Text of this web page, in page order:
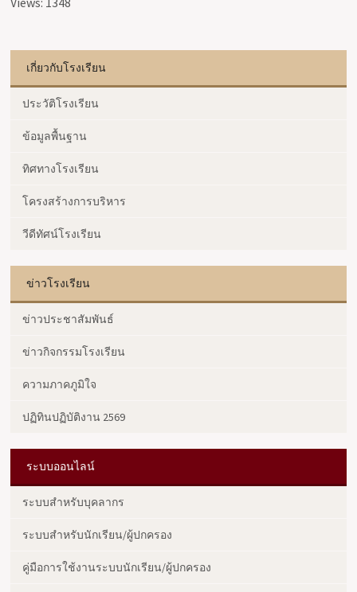
เกี่ยวกับโรงเรียน
ประวัติโรงเรียน
ข้อมูลพื้นฐาน
ทิศทางโรงเรียน
โครงสร้างการบริหาร
วีดีทัศน์โรงเรียน
ข่าวโรงเรียน
ข่าวประชาสัมพันธ์
ข่าวกิจกรรมโรงเรียน
ความภาคภูมิใจ
ปฏิทินปฏิบัติงาน 2569
ระบบออนไลน์
ระบบสำหรับบุคลากร
ระบบสำหรับนักเรียน/ผู้ปกครอง
คู่มือการใช้งานระบบนักเรียน/ผู้ปกครอง